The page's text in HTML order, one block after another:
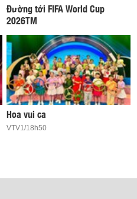
Đường tới FIFA World Cup
2026TM
Hoa vui ca
VTV1/18h50